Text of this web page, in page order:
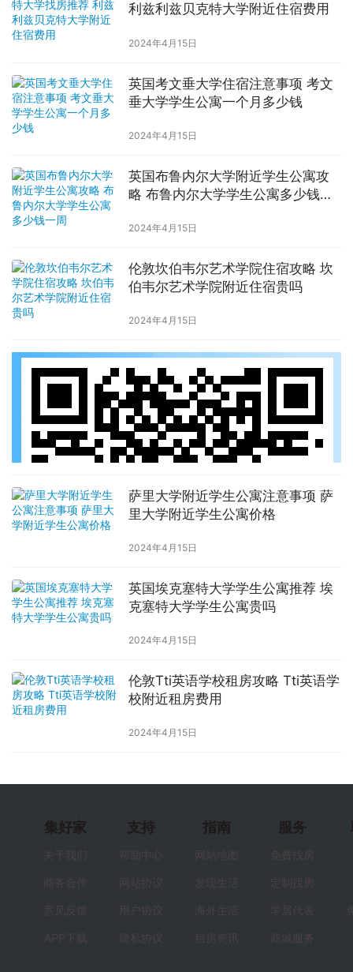
利兹利兹贝克特大学附近住宿费用
2024年4月15日
英国考文垂大学住宿注意事项 考文
垂大学学生公寓一个月多少钱
2024年4月15日
英国布鲁内尔大学附近学生公寓攻
略 布鲁内尔大学学生公寓多少钱一
2024年4月15日
伦敦坎伯韦尔艺术学院住宿攻略 坎
伯韦尔艺术学院附近住宿贵吗
2024年4月15日
萨里大学附近学生公寓注意事项 萨
里大学附近学生公寓价格
2024年4月15日
英国埃克塞特大学学生公寓推荐 埃
克塞特大学学生公寓贵吗
2024年4月15日
伦敦Tti英语学校租房攻略 Tti英语学
校附近租房费用
2024年4月15日
集好家
关于我们
商务合作
意见反馈
APP下载
支持
帮助中心
网站协议
用户协议
隐私协议
指南
网站地图
发现生活
海外生活
租房资讯
服务
免费找房
定制找房
学居代表
商城服务